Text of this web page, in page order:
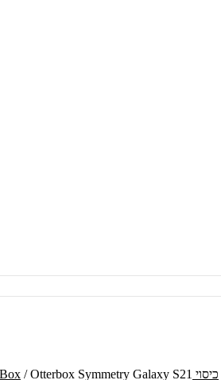
כיסוי OtterBox / Otterbox Symmetry Galaxy S21 כיסוי לטלפון בצבע שחור